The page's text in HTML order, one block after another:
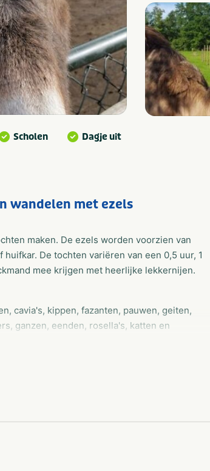
Scholen Dagje uit
wandelen met ezels
maken. De ezels worden voorzien van
De tochten variëren van een 0,5 uur, 1
mee krijgen met heerlijke lekkernijen.
cavia's, kippen, fazanten, pauwen, geiten,
ganzen, eenden, rosella's, katten en
kunt ze ook nog 'ns aaien.